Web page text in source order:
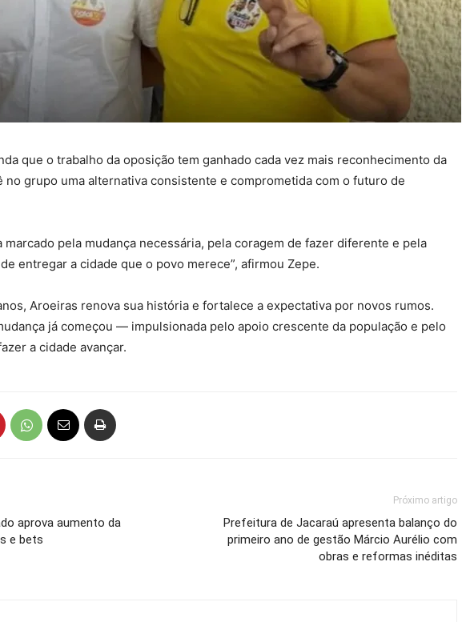
que o trabalho da oposição tem ganhado cada vez mais reconhecimento da
no grupo uma alternativa consistente e comprometida com o futuro de
marcado pela mudança necessária, pela coragem de fazer diferente e pela
entregar a cidade que o povo merece”, afirmou Zepe.
Aroeiras renova sua história e fortalece a expectativa por novos rumos.
já começou — impulsionada pelo apoio crescente da população e pelo
a cidade avançar.
aprova aumento da
e bets
Próximo artigo
Prefeitura de Jacaraú apresenta balanço do
primeiro ano de gestão Márcio Aurélio com
obras e reformas inéditas